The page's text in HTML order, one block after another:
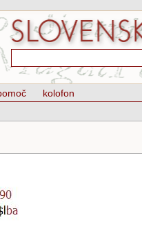
kolofon